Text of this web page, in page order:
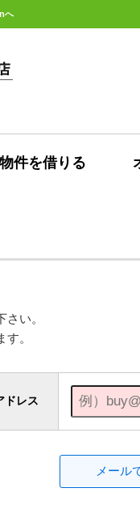
へ
物件を借りる
い。
。
ドレス